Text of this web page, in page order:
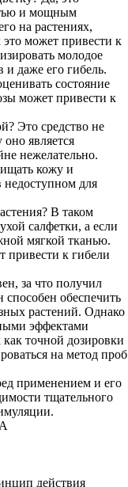
и мощным
на растениях,
это может привести к
молодое
и даже его гибель.
состояние
может привести к
Это средство не
оно является
нежелательно.
кожу и
недоступном для
В таком
салфетки, а если
мягкой тканью.
привести к гибели
за что получил
обеспечить
растений. Однако
эффектами
точной дозировки
на метод проб
применением и его
тщательного
действия